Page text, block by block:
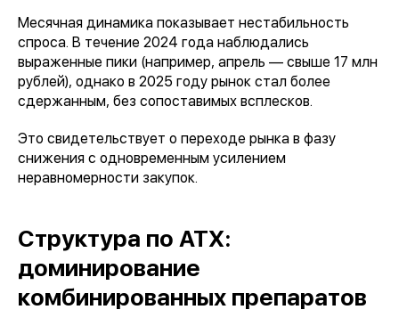
Месячная динамика показывает нестабильность
спроса. В течение 2024 года наблюдались
выраженные пики (например, апрель — свыше 17 млн
рублей), однако в 2025 году рынок стал более
сдержанным, без сопоставимых всплесков.
Это свидетельствует о переходе рынка в фазу
снижения с одновременным усилением
неравномерности закупок.
Структура по АТХ:
доминирование
комбинированных препаратов